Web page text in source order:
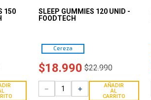
150
SLEEP GUMMIES 120 UNID -
FOODTECH
Cereza
$18.990 $22.990
＋
－
AÑADIR
AL
CARRITO